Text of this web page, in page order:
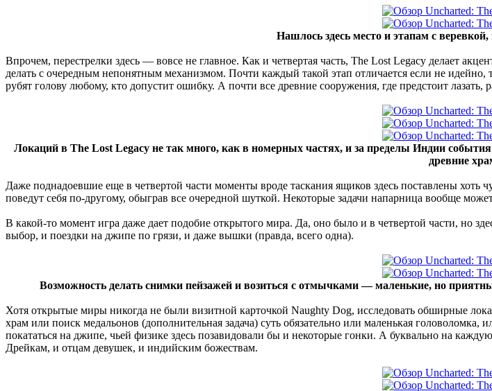
Нашлось здесь место и этапам с
Впрочем, перестрелки здесь — вовсе не главное. Как и четвертая часть, The Lost Legacy делает
делать с очередным непонятным механизмом. Почти каждый такой этап отличается если не
рубят голову любому, кто допустит ошибку. А почти все древние сооружения, где предстоит
Локаций в The Lost Legacy не так много, как в номерных частях, и за пределы Индии
древние
Даже поднадоевшие еще в четвертой части моменты вроде таскания ящиков здесь поставлены хоть
поведут себя по-другому, обыграв все очередной шуткой. Некоторые задачи напарница вообще
В какой-то момент игра даже дает подобие открытого мира. Да, оно было и в четвертой части, но
выбор, и поездки на джипе по грязи, и даже вышки (правда, всего одна).
Возможность делать снимки пейзажей и возиться с отмычками — маленькие, но
Хотя открытые миры никогда не были визитной карточкой Naughty Dog, исследовать обширные
храм или поиск медальонов (дополнительная задача) суть обязательно или маленькая головоломка,
покататься на джипе, чьей физике здесь позавидовали бы и некоторые гонки. А буквально на
Дрейкам, и отцам девушек, и индийским божествам.